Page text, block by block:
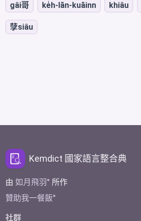
gâi哥
ke̍h-lān-kuāinn khiâu
孽siâu
Kemdict 國家語言整合典
由如月飛羽 所作
贊助我一餐飯
社群